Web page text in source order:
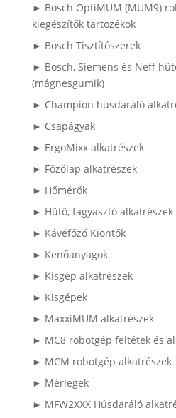
► Bosch OptiMUM (MUM9)
kiegészítők tartozékok
► Bosch Tisztítószerek
► Bosch, Siemens és Neff
(mágnesgumik)
► Champion húsdaráló
► Csapágyak
► ErgoMixx alkatrészek
► Főzőlap alkatrészek
► Hőmérők
► Hűtő, fagyasztó alkatrészek
► Kávéfőző Kiöntők
► Kenőanyagok
► Kisgép alkatrészek
► Kisgépek
► MaxxiMUM alkatrészek
► MC8 robotgép feltétek és
► MCM robotgép alkatrészek
► Mérlegek
► MFW2XXX Húsdaráló